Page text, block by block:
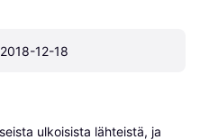
2018-12-18
ulkoisista lähteistä, ja